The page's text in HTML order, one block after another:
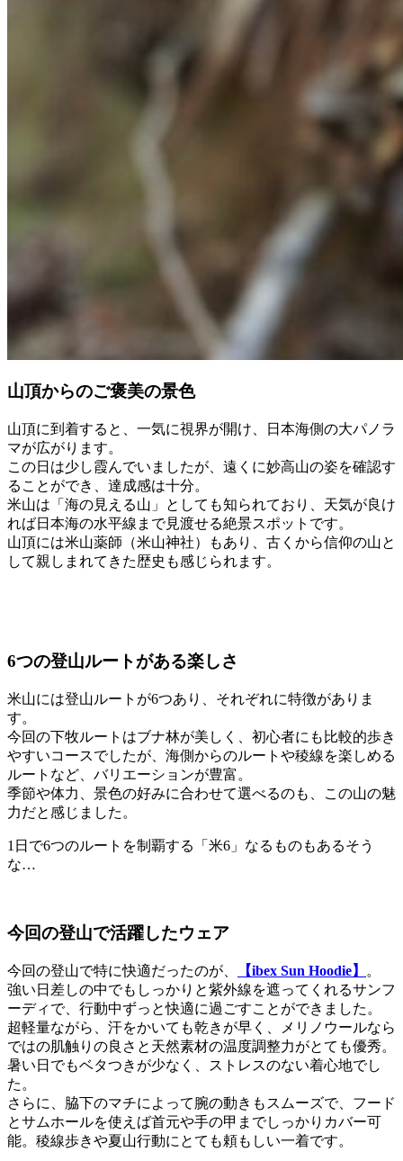
山頂からのご褒美の景色
山頂に到着すると、一気に視界が開け、日本海側の大パノラ
マが広がります。
この日は少し霞んでいましたが、遠くに妙高山の姿を確認す
ることができ、達成感は十分。
米山は「海の見える山」としても知られており、天気が良け
れば日本海の水平線まで見渡せる絶景スポットです。
山頂には米山薬師（米山神社）もあり、古くから信仰の山と
して親しまれてきた歴史も感じられます。
6つの登山ルートがある楽しさ
米山には登山ルートが6つあり、それぞれに特徴がありま
す。
今回の下牧ルートはブナ林が美しく、初心者にも比較的歩き
やすいコースでしたが、海側からのルートや稜線を楽しめる
ルートなど、バリエーションが豊富。
季節や体力、景色の好みに合わせて選べるのも、この山の魅
力だと感じました。
1日で6つのルートを制覇する「米6」なるものもあるそう
な…
今回の登山で活躍したウェア
今回の登山で特に快適だったのが、 【ibex Sun Hoodie】
。
強い日差しの中でもしっかりと紫外線を遮ってくれるサンフ
ーディで、行動中ずっと快適に過ごすことができました。
超軽量ながら、汗をかいても乾きが早く、メリノウールなら
ではの肌触りの良さと天然素材の温度調整力がとても優秀。
暑い日でもベタつきが少なく、ストレスのない着心地でし
た。
さらに、脇下のマチによって腕の動きもスムーズで、フード
とサムホールを使えば首元や手の甲までしっかりカバー可
能。稜線歩きや夏山行動にとても頼もしい一着です。